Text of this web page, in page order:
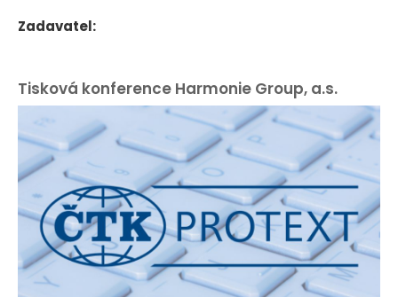
Zadavatel:
Tisková konference Harmonie Group, a.s.